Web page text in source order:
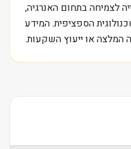
לצמיחה בתחום האנרגיה,
הספציפית. המידע
המלצה או ייעוץ השקעות.